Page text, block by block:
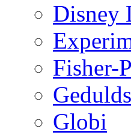
Disney
Fisher-
Globi